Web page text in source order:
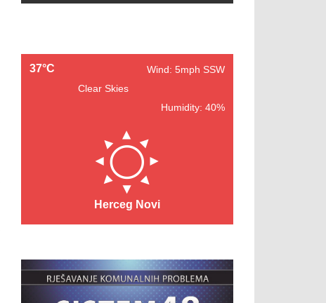
37°C
Wind: 5mph SSW
Clear Skies
Humidity: 40%
Herceg Novi